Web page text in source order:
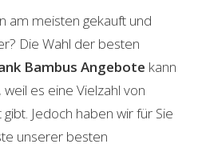
am meisten gekauft und
Die Wahl der besten
Bambus Angebote kann
es eine Vielzahl von
Jedoch haben wir für Sie
unserer besten